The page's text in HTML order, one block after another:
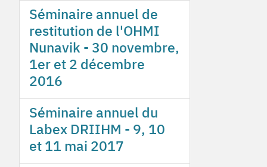
Séminaire annuel de
restitution de l'OHMI
Nunavik - 30 novembre,
1er et 2 décembre
2016
Séminaire annuel du
Labex DRIIHM - 9, 10
et 11 mai 2017